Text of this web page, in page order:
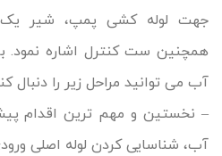
جهت لوله کشی پمپ، شیر یک
همچنین ست کنترل اشاره
آب می توانید مراحل زیر را دنبال
– نخستین و مهم ترین اقدام
آب، شناسایی کردن لوله اصلی